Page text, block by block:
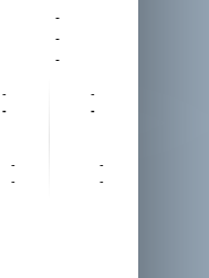
-
-
-
-
-
-
-
-
-
-
-